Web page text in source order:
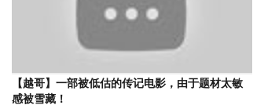
【越哥】一部被低估的传记电影，由于题材太敏
感被雪藏！